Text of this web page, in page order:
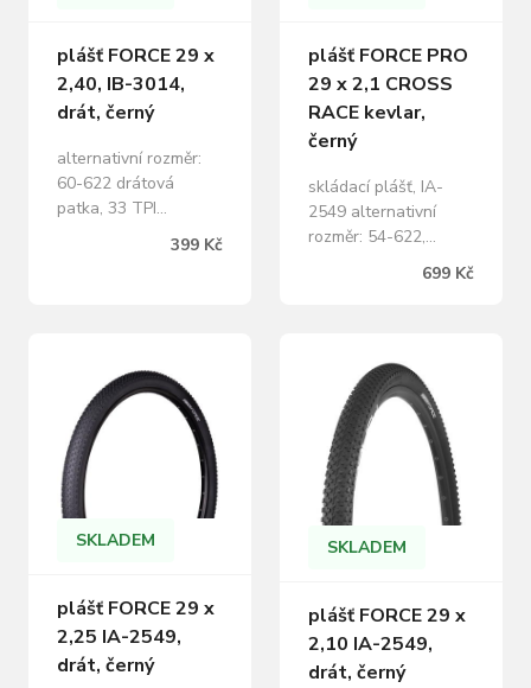
plášť FORCE 29 x
2,40, IB-3014,
drát, černý
alternativní rozměr:
60-622 drátová
patka, 33 TPI
maximální tlak: 4,5
bar/ 65 PSI/ 450 kPa
399 Kč
plášť FORCE PRO
29 x 2,1 CROSS
RACE kevlar,
černý
skládací plášť, IA-
2549 alternativní
rozměr: 54-622,
700x52C reálná šířka
pláště na ráfku 23mm
TPI maximální tlak:
4,5 bar/ 65 PSI/ 450
kPa hmotnost: 600 g
baleno v krabici
FORCE
699 Kč
SKLADEM
plášť FORCE 29 x
2,25 IA-2549,
drát, černý
SKLADEM
plášť FORCE 29 x
2,10 IA-2549,
drát, černý